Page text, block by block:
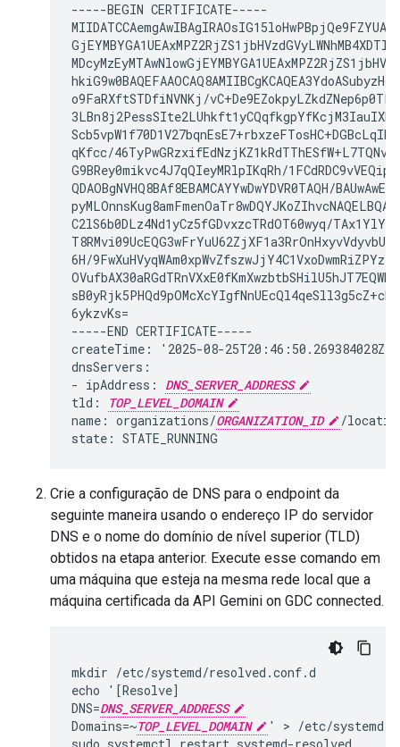
-----BEGIN CERTIFICATE-----
o9FaRXftSTDfiNVNKj/
qKfcc/
G9BRey0mikvc4J7qQIeyMRlpIKqRh/
QDAOBgNVHQ8BAf8EBAMCAYYwDwYDVR0TAQH/
C2lS6b0DLz4Nd1yCz5fGDvxzcTRdOT60wyq/
6H/
6ykzvKs=
-----END CERTIFICATE-----
createTime: '2025-08-25T20:46:50.269384028Z'
dnsServers:
- ipAddress: DNS_SERVER_ADDRESS
tld:
TOP_LEVEL_DOMAIN
name: organizations/ORGANIZATION_ID
/
Crie a configuração de DNS para o endpoint da
seguinte maneira usando o endereço IP do servidor
DNS e o nome do domínio de nível superior (TLD)
obtidos na etapa anterior. Execute esse comando em
uma máquina que esteja na mesma rede local que a
máquina certificada da API Gemini on GDC connected.
mkdir /etc/systemd/resolved.conf.d
echo '[Resolve]
DNS=DNS_SERVER_ADDRESS
Domains=~TOP_LEVEL_DOMAIN
' > /etc/systemd/